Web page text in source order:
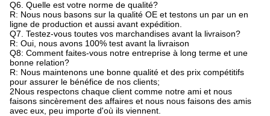
Q6. Quelle est votre norme de qualité?
R: Nous nous basons sur la qualité OE et testons un par un en
ligne de production et aussi avant expédition.
Q7. Testez-vous toutes vos marchandises avant la livraison?
R: Oui, nous avons 100% test avant la livraison
Q8: Comment faites-vous notre entreprise à long terme et une
bonne relation?
R: Nous maintenons une bonne qualité et des prix compétitifs
pour assurer le bénéfice de nos clients;
2Nous respectons chaque client comme notre ami et nous
faisons sincèrement des affaires et nous nous faisons des amis
avec eux, peu importe d'où ils viennent.